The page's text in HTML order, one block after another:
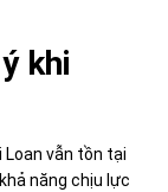
khi
vẫn tồn tại
năng chịu lực